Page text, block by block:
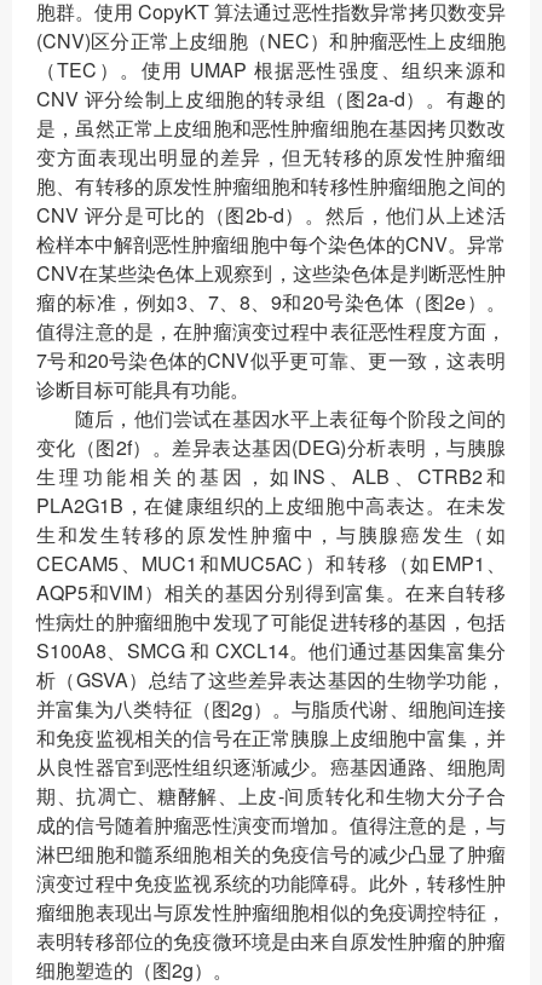
胞群。使用 CopyKT 算法通过恶性指数异常拷贝数变异
(CNV)区分正常上皮细胞（NEC）和肿瘤恶性上皮细胞
（TEC）。使用 UMAP 根据恶性强度、组织来源和
CNV 评分绘制上皮细胞的转录组（图2a-d）。有趣的
是，虽然正常上皮细胞和恶性肿瘤细胞在基因拷贝数改
变方面表现出明显的差异，但无转移的原发性肿瘤细
胞、有转移的原发性肿瘤细胞和转移性肿瘤细胞之间的
CNV 评分是可比的（图2b-d）。然后，他们从上述活
检样本中解剖恶性肿瘤细胞中每个染色体的CNV。异常
CNV在某些染色体上观察到，这些染色体是判断恶性肿
瘤的标准，例如3、7、8、9和20号染色体（图2e）。
值得注意的是，在肿瘤演变过程中表征恶性程度方面，
7号和20号染色体的CNV似乎更可靠、更一致，这表明
诊断目标可能具有功能。
随后，他们尝试在基因水平上表征每个阶段之间的
变化（图2f）。差异表达基因(DEG)分析表明，与胰腺
生理功能相关的基因，如INS、ALB、CTRB2和
PLA2G1B，在健康组织的上皮细胞中高表达。在未发
生和发生转移的原发性肿瘤中，与胰腺癌发生（如
CECAM5、MUC1和MUC5AC）和转移（如EMP1、
AQP5和VIM）相关的基因分别得到富集。在来自转移
性病灶的肿瘤细胞中发现了可能促进转移的基因，包括
S100A8、SMCG 和 CXCL14。他们通过基因集富集分
析（GSVA）总结了这些差异表达基因的生物学功能，
并富集为八类特征（图2g）。与脂质代谢、细胞间连接
和免疫监视相关的信号在正常胰腺上皮细胞中富集，并
从良性器官到恶性组织逐渐减少。癌基因通路、细胞周
期、抗凋亡、糖酵解、上皮-间质转化和生物大分子合
成的信号随着肿瘤恶性演变而增加。值得注意的是，与
淋巴细胞和髓系细胞相关的免疫信号的减少凸显了肿瘤
演变过程中免疫监视系统的功能障碍。此外，转移性肿
瘤细胞表现出与原发性肿瘤细胞相似的免疫调控特征，
表明转移部位的免疫微环境是由来自原发性肿瘤的肿瘤
细胞塑造的（图2g）。